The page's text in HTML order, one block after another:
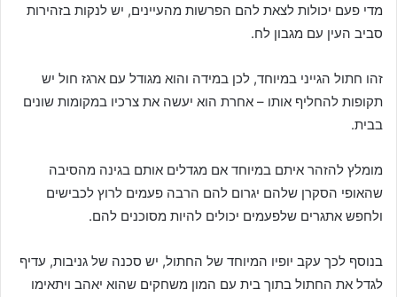
מדי פעם יכולות לצאת להם הפרשות מהעיינים, יש לנקות בזהירות
סביב העין עם מגבון לח.
זהו חתול הגייני במיוחד, לכן במידה והוא מגודל עם ארגז חול יש
תקופות להחליף אותו – אחרת הוא יעשה את צרכיו במקומות שונים
בבית.
מומלץ להזהר איתם במיוחד אם מגדלים אותם בגינה מהסיבה
שהאופי הסקרן שלהם יגרום להם הרבה פעמים לרוץ לכבישים
ולחפש אתגרים שלפעמים יכולים להיות מסוכנים להם.
בנוסף לכך עקב יופיו המיוחד של החתול, יש סכנה של גניבות, עדיף
לגדל את החתול בתוך בית עם המון משחקים שהוא יאהב ויתאימו